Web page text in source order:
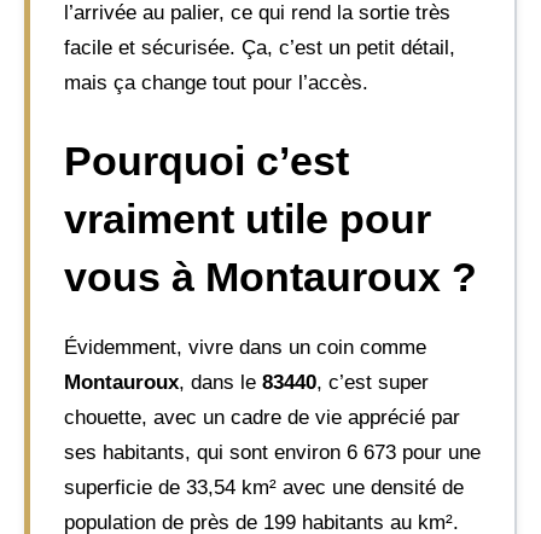
l’arrivée au palier, ce qui rend la sortie très
facile et sécurisée. Ça, c’est un petit détail,
mais ça change tout pour l’accès.
Pourquoi c’est
vraiment utile pour
vous à Montauroux ?
Évidemment, vivre dans un coin comme
Montauroux, dans le 83440, c’est super
chouette, avec un cadre de vie apprécié par
ses habitants, qui sont environ 6 673 pour une
superficie de 33,54 km² avec une densité de
population de près de 199 habitants au km².